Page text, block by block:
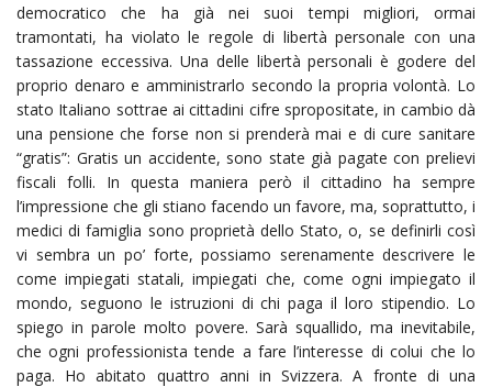
democratico che ha già nei suoi tempi migliori, ormai
tramontati, ha violato le regole di libertà personale con una
tassazione eccessiva. Una delle libertà personali è godere del
proprio denaro e amministrarlo secondo la propria volontà. Lo
stato Italiano sottrae ai cittadini cifre spropositate, in cambio dà
una pensione che forse non si prenderà mai e di cure sanitare
“gratis”: Gratis un accidente, sono state già pagate con prelievi
fiscali folli. In questa maniera però il cittadino ha sempre
l’impressione che gli stiano facendo un favore, ma, soprattutto, i
medici di famiglia sono proprietà dello Stato, o, se definirli così
vi sembra un po’ forte, possiamo serenamente descrivere le
come impiegati statali, impiegati che, come ogni impiegato il
mondo, seguono le istruzioni di chi paga il loro stipendio. Lo
spiego in parole molto povere. Sarà squallido, ma inevitabile,
che ogni professionista tende a fare l’interesse di colui che lo
paga. Ho abitato quattro anni in Svizzera. A fronte di una